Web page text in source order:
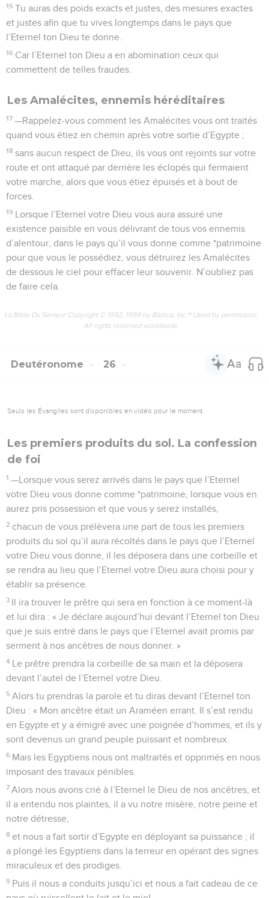
15 Tu auras des poids exacts et justes, des mesures exactes
et justes afin que tu vives longtemps dans le pays que
l’Eternel ton Dieu te donne.
16 Car l’Eternel ton Dieu a en abomination ceux qui
commettent de telles fraudes.
Les Amalécites, ennemis héréditaires
17 —Rappelez-vous comment les Amalécites vous ont traités
quand vous étiez en chemin après votre sortie d’Egypte ;
18 sans aucun respect de Dieu, ils vous ont rejoints sur votre
route et ont attaqué par derrière les éclopés qui fermaient
votre marche, alors que vous étiez épuisés et à bout de
forces.
19 Lorsque l’Eternel votre Dieu vous aura assuré une
existence paisible en vous délivrant de tous vos ennemis
d’alentour, dans le pays qu’il vous donne comme *patrimoine
pour que vous le possédiez, vous détruirez les Amalécites
de dessous le ciel pour effacer leur souvenir. N’oubliez pas
de faire cela.
La Bible Du Semeur Copyright © 1992, 1999 by Biblica, Inc.® Used by permission.
All rights reserved worldwide.
Deutéronome 26
Seuls les Évangiles sont disponibles en vidéo pour le moment.
Les premiers produits du sol. La confession
de foi
1 —Lorsque vous serez arrivés dans le pays que l’Eternel
votre Dieu vous donne comme *patrimoine, lorsque vous en
aurez pris possession et que vous y serez installés,
2 chacun de vous prélèvera une part de tous les premiers
produits du sol qu’il aura récoltés dans le pays que l’Eternel
votre Dieu vous donne, il les déposera dans une corbeille et
se rendra au lieu que l’Eternel votre Dieu aura choisi pour y
établir sa présence.
3 Il ira trouver le prêtre qui sera en fonction à ce moment-là
et lui dira : « Je déclare aujourd’hui devant l’Eternel ton Dieu
que je suis entré dans le pays que l’Eternel avait promis par
serment à nos ancêtres de nous donner. »
4 Le prêtre prendra la corbeille de sa main et la déposera
devant l’autel de l’Eternel votre Dieu.
5 Alors tu prendras la parole et tu diras devant l’Eternel ton
Dieu : « Mon ancêtre était un Araméen errant. Il s’est rendu
en Egypte et y a émigré avec une poignée d’hommes, et ils y
sont devenus un grand peuple puissant et nombreux.
6 Mais les Egyptiens nous ont maltraités et opprimés en nous
imposant des travaux pénibles.
7 Alors nous avons crié à l’Eternel le Dieu de nos ancêtres, et
il a entendu nos plaintes, il a vu notre misère, notre peine et
notre détresse,
8 et nous a fait sortir d’Egypte en déployant sa puissance ; il
a plongé les Egyptiens dans la terreur en opérant des signes
miraculeux et des prodiges.
9 Puis il nous a conduits jusqu’ici et nous a fait cadeau de ce